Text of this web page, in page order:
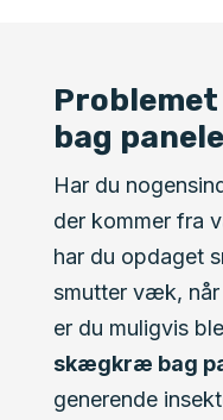
bag
Har du
der kommer fra
har du opdaget
smutter væk,
er du muligvis
skægkræ bag
generende